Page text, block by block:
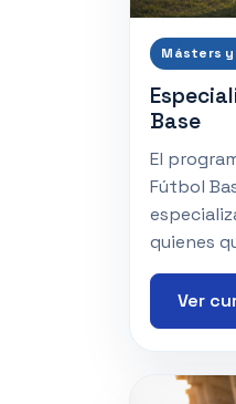
Másters
Base
El
Fútbol
quienes
Ver